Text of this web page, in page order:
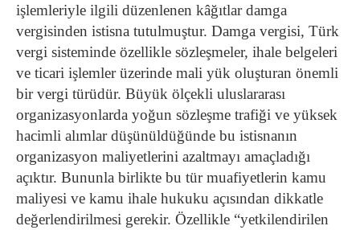
işlemleriyle ilgili düzenlenen kâğıtlar damga
vergisinden istisna tutulmuştur. Damga vergisi, Türk
vergi sisteminde özellikle sözleşmeler, ihale belgeleri
ve ticari işlemler üzerinde mali yük oluşturan önemli
bir vergi türüdür. Büyük ölçekli uluslararası
organizasyonlarda yoğun sözleşme trafiği ve yüksek
hacimli alımlar düşünüldüğünde bu istisnanın
organizasyon maliyetlerini azaltmayı amaçladığı
açıktır. Bununla birlikte bu tür muafiyetlerin kamu
maliyesi ve kamu ihale hukuku açısından dikkatle
değerlendirilmesi gerekir. Özellikle “yetkilendirilen